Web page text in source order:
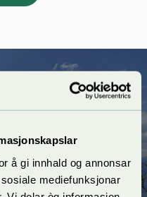
å gi innhald og annonsar
mediefunksjonar
overnatting i